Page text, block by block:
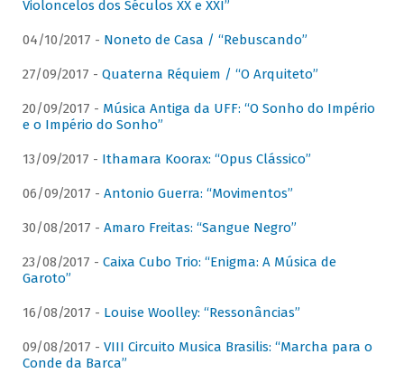
Violoncelos dos Séculos XX e XXI”
04/10/2017 - Noneto de Casa / “Rebuscando”
27/09/2017 - Quaterna Réquiem / “O Arquiteto”
20/09/2017 - Música Antiga da UFF: “O Sonho do Império
e o Império do Sonho”
13/09/2017 - Ithamara Koorax: “Opus Clássico”
06/09/2017 - Antonio Guerra: “Movimentos”
30/08/2017 - Amaro Freitas: “Sangue Negro”
23/08/2017 - Caixa Cubo Trio: “Enigma: A Música de
Garoto”
16/08/2017 - Louise Woolley: “Ressonâncias”
09/08/2017 - VIII Circuito Musica Brasilis: “Marcha para o
Conde da Barca”